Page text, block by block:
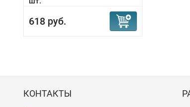
618 руб.
КОНТАКТЫ